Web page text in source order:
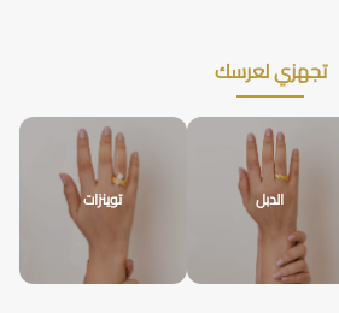
تجهزي لعرسك
الدبل توينزات